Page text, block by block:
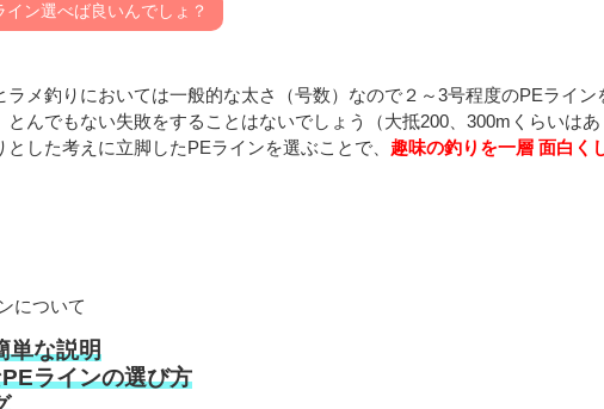
イン選べば良いんでしょ？
ラメ釣りにおいては一般的な太さ（号数）なので２～3号程度のPEライン
とんでもない失敗をすることはないでしょう（大抵200、300mくらいはあ
した考えに立脚したPEラインを選ぶことで、 趣味の釣りを一層 面白く
について
単な説明
ラインの選び方